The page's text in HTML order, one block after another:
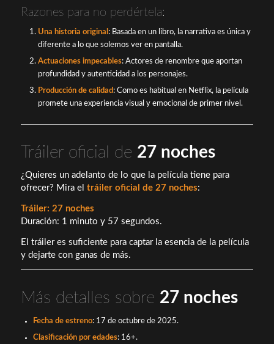
Razones para no perdértela:
Una historia original : Basada en un libro, la narrativa es única y
diferente a lo que solemos ver en pantalla.
Actuaciones impecables: Actores de renombre que aportan
profundidad y autenticidad a los personajes.
Producción de calidad: Como es habitual en Netflix, la película
promete una experiencia visual y emocional de primer nivel.
Tráiler oficial de 27 noches
¿Quieres un adelanto de lo que la película tiene para
ofrecer? Mira el tráiler oficial de 27 noches:
Tráiler: 27 noches
Duración: 1 minuto y 57 segundos.
El tráiler es suficiente para captar la esencia de la película
y dejarte con ganas de más.
Más detalles sobre 27 noches
Fecha de estreno: 17 de octubre de 2025.
Clasificación por edades: 16+.